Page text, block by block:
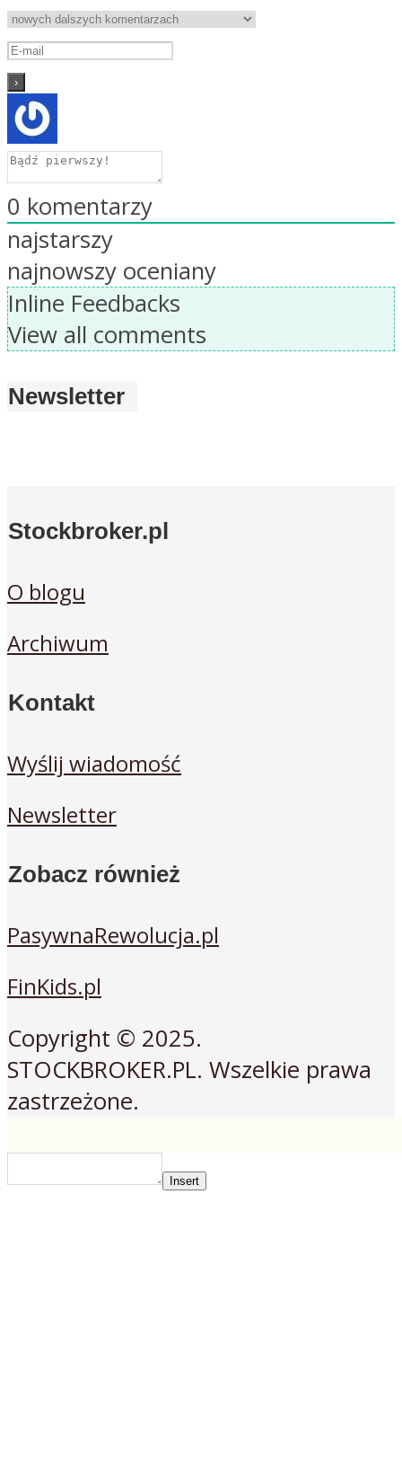
0 komentarzy
najstarszy
najnowszy oceniany
Inline Feedbacks
View all comments
Newsletter
Stockbroker.pl
O blogu
Archiwum
Kontakt
Wyślij wiadomość
Newsletter
Zobacz również
PasywnaRewolucja.pl
FinKids.pl
Copyright © 2025.
STOCKBROKER.PL. Wszelkie prawa
zastrzeżone.
Insert